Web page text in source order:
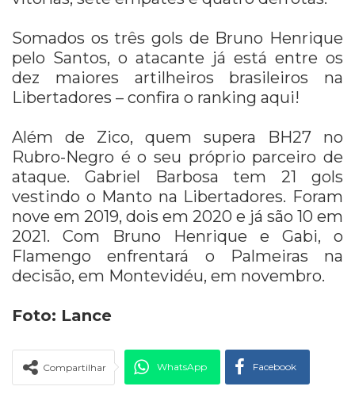
Somados os três gols de Bruno Henrique
pelo Santos, o atacante já está entre os
dez maiores artilheiros brasileiros na
Libertadores – confira o ranking aqui!
Além de Zico, quem supera BH27 no
Rubro-Negro é o seu próprio parceiro de
ataque. Gabriel Barbosa tem 21 gols
vestindo o Manto na Libertadores. Foram
nove em 2019, dois em 2020 e já são 10 em
2021. Com Bruno Henrique e Gabi, o
Flamengo enfrentará o Palmeiras na
decisão, em Montevidéu, em novembro.
Foto: Lance
Compartilhar WhatsApp Facebook